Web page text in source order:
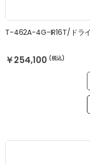
￥254,100